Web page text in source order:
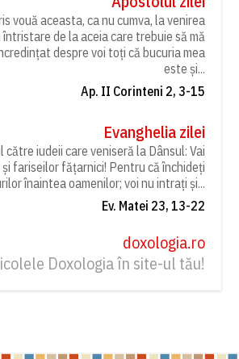
vouă aceasta, ca nu cumva, la venirea
întristare de la aceia care trebuie să mă
despre voi toți că bucuria mea
este și...
Ap. II Corinteni 2, 3-15
Evanghelia zilei
către iudeii care veniseră la Dânsul: Vai
fariseilor fățarnici! Pentru că închideți
înaintea oamenilor; voi nu intrați și...
Ev. Matei 23, 13-22
doxologia.ro
Doxologia în site-ul tău!